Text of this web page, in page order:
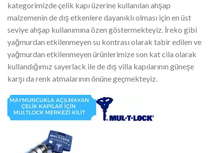
kategorimizde çelik kapı üzerine kullanılan ahşap
malzemenin de dış etkenlere dayanıklı olması için en üst
seviye ahşap kullanımına özen göstermekteyiz. İreko gibi
yağmurdan etkilenmeyen su kontrası olarak tabir edilen ve
yağmurdan etkilenmeyen ürünlerimize son kat cila olarak
kullandığımız sayerlack ile de dış villa kapılarının güneşe
karşı da renk atmalarının önüne geçmekteyiz.